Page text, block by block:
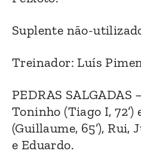
Suplente não-
Treinador: Luís
PEDRAS SALGADAS
Toninho (Tiago I,
(Guillaume, 65’), Rui,
e Eduardo.